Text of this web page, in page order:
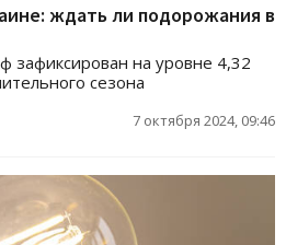
ждать ли подорожания в
зафиксирован на уровне 4,32
сезона
7 октября 2024, 09:46